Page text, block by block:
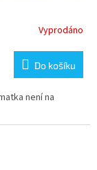
Vyprodáno
Do košíku
není na